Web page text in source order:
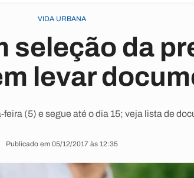
VIDA URBANA
seleção da
levar
(5) e segue até o dia 15; veja lista de
Publicado em 05/12/2017 às 12:35